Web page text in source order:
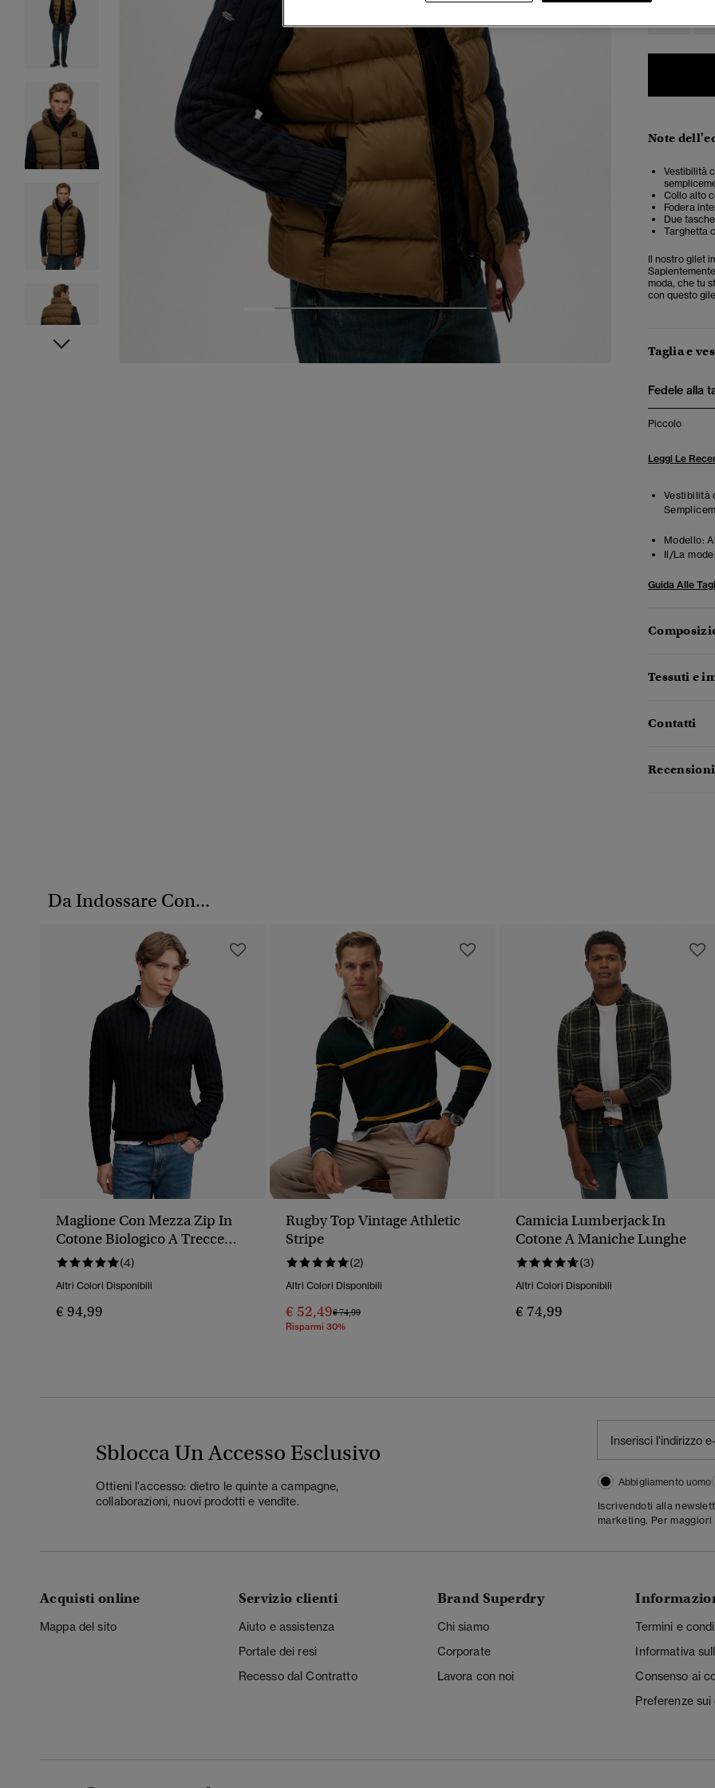
2 7
Note
Vestibilità
Collo alto
Fodera
Due
Targhetta
Il nostro gilet
moda, che tu
con questo
Taglia e
Fedele alla
Piccolo
Leggi Le
Vestibilità
Modello:
Il/La
Guida Alle
Tessuti e
Contatti
Da Indossare Con...
Maglione Con Mezza Zip In
Cotone Biologico A Trecce
Classico
(4)
Altri Colori Disponibili
€ 94,99
Rugby Top Vintage Athletic
Stripe
(2)
Altri Colori Disponibili
€ 52,49Prezzo Ridotto Da
€ 74,99A
Risparmi 30%
Camicia Lumberjack In
Cotone A Maniche Lunghe
(3)
Altri Colori Disponibili
€ 74,99
Sblocca Un Accesso Esclusivo
Ottieni l'accesso: dietro le quinte a campagne,
collaborazioni, nuovi prodotti e vendite.
Abbigliamento uomo
Iscrivendoti alla
marketing. Per
Acquisti online
Mappa del sito
Servizio clienti
Aiuto e assistenza
Portale dei resi
Recesso dal Contratto
Brand Superdry
Chi siamo
Corporate
Lavora con noi
Termini e
Informativa
Consenso ai
Preferenze